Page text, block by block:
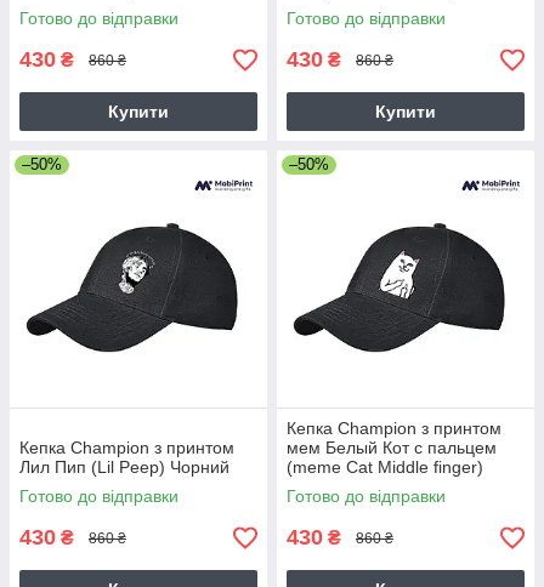
Готово до відправки
430 ₴ 860 ₴
Купити
Готово до відправки
430 ₴ 860 ₴
Купити
–50%
Кепка Champion з принтом
Лил Пип (Lil Peep) Чорний
Готово до відправки
430 ₴ 860 ₴
–50%
Кепка Champion з принтом
мем Белый Кот с пальцем
(meme Cat Middle finger)
Чорний
Готово до відправки
430 ₴ 860 ₴